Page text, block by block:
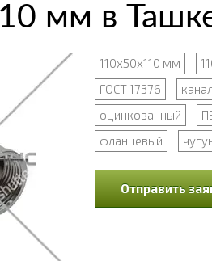
мм в
110х50х110 мм
ГОСТ 17376
оцинкованный
фланцевый
Отправить